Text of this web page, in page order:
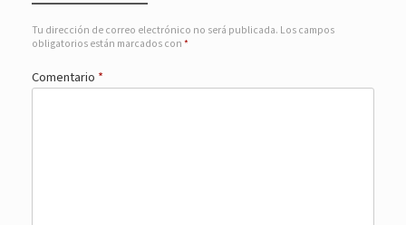
Tu dirección de correo electrónico no será publicada. Los campos
obligatorios están marcados con *
Comentario *